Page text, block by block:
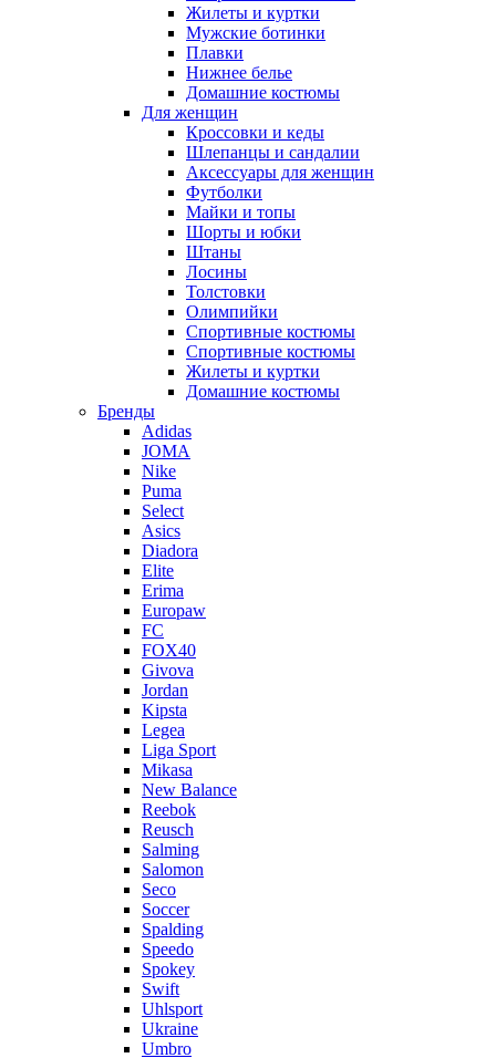
Жилеты и куртки
Мужские ботинки
Плавки
Нижнее белье
Домашние костюмы
Для женщин
Кроссовки и кеды
Шлепанцы и сандалии
Аксессуары для женщин
Футболки
Майки и топы
Шорты и юбки
Штаны
Лосины
Толстовки
Олимпийки
Спортивные костюмы
Спортивные костюмы
Жилеты и куртки
Домашние костюмы
Бренды
Adidas
JOMA
Nike
Puma
Select
Asics
Diadora
Elite
Erima
Europaw
FC
FOX40
Givova
Jordan
Kipsta
Legea
Liga Sport
Mikasa
New Balance
Reebok
Reusch
Salming
Salomon
Seco
Soccer
Spalding
Speedo
Spokey
Swift
Uhlsport
Ukraine
Umbro